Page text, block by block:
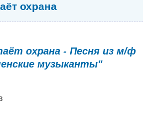
охрана
охрана - Песня из м/ф
музыканты"